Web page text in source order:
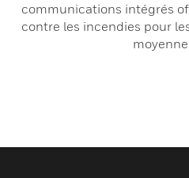
communications intégrés
contre les incendies pour